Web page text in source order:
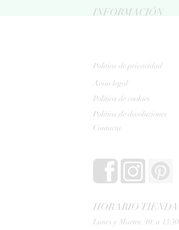
INFORMACIÓN
Politica de privacidad
Aviso legal
Política de cookies
Política de devoluciones
Contacta
HORARIO TIENDA
Lunes y Martes: 10: a 13:30